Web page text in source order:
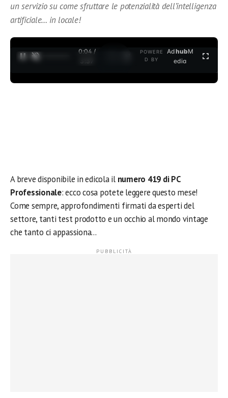
un servizio su come sfruttare le potenzialità dell’intelligenza
artificiale… in locale!
0:04 /
3:37
POWERE
D BY
AdhubM
edia
A breve disponibile in edicola il numero 419 di PC
Professionale: ecco cosa potete leggere questo mese!
Come sempre, approfondimenti firmati da esperti del
settore, tanti test prodotto e un occhio al mondo vintage
che tanto ci appassiona…